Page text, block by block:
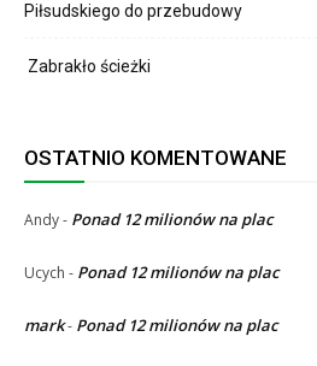
Piłsudskiego do przebudowy
Zabrakło ścieżki
OSTATNIO KOMENTOWANE
Andy- Ponad 12 milionów na plac
Ucych - Ponad 12 milionów na plac
mark- Ponad 12 milionów na plac